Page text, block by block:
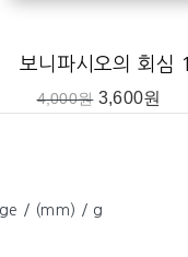
보니파시오의 회심 1
4,000원 3,600원
/ (mm) / g